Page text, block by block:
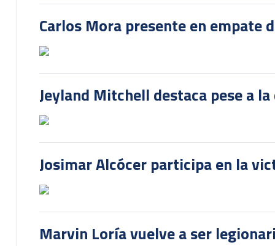
Carlos Mora presente en empate
Jeyland Mitchell destaca pese a
Josimar Alcócer participa en la
Marvin Loría vuelve a ser